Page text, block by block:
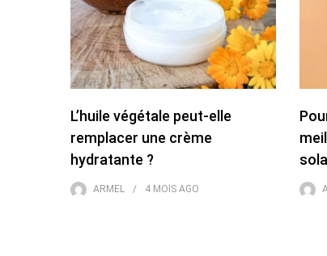
L’huile végétale peut-elle
remplacer une crème
hydratante ?
ARMEL 4 MOIS AGO